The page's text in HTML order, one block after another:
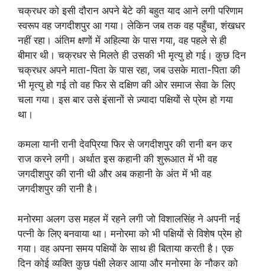
चक्रधर को इसी दौरान अपने बेटे की बहुत याद आने लगी परिणाम
स्वरूप वह जगदीशपुर आ गया। लेकिन जब तक वह पहुँचा, शंखधर
नहीं रहा। अंतिम क्षणों में अहिल्या के पास गया, वह पहले से ही
बीमार थी। चक्रधर से मिलते ही उसकी भी मृत्यु हो गई। कुछ दिन
चक्रधर अपने माता-पिता के पास रहा, जब उसके माता-पिता की
भी मृत्यु हो गई तो वह फिर से दक्षिण की ओर समाज सेवा के लिए
चला गया। इस बार उसे इंसानों से ज़्यादा पक्षियों से प्रेम हो गया
था।
कमला यानी रानी देवप्रिया फिर से जगदीशपुर की रानी बन कर
राज करने लगी। अर्थात इस कहानी की शुरूआत में भी वह
जगदीशपुर की रानी थी और अब कहानी के अंत में भी वह
जगदीशपुर की रानी है।
मनोरमा अलग उस महल में रहने लगी जो विशालसिंह ने अपनी नई
पत्नी के लिए बनवाया था। मनोरमा को भी पक्षियों से विशेष प्रेम हो
गया। वह अपना समय पक्षियों के साथ ही बिताया करती है। एक
दिन कोई व्यक्ति कुछ पंक्षी लेकर आया और मनोरमा के नौकर को